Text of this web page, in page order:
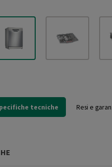
tecniche Resi e